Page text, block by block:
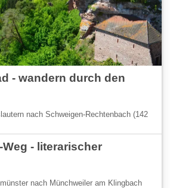
- wandern durch den
nach Schweigen-Rechtenbach (142
- literarischer
nach Münchweiler am Klingbach